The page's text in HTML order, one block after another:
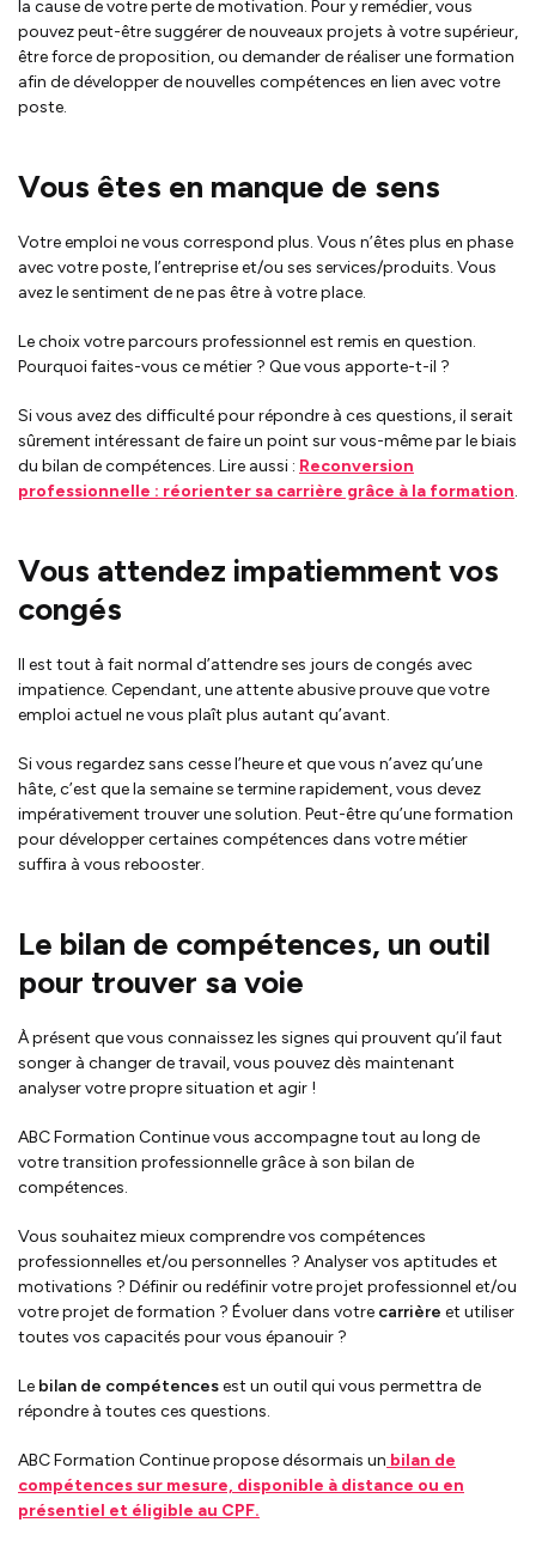
la cause de votre perte de motivation. Pour y remédier, vous
pouvez peut-être suggérer de nouveaux projets à votre supérieur,
être force de proposition, ou demander de réaliser une formation
afin de développer de nouvelles compétences en lien avec votre
poste.
Vous êtes en manque de sens
Votre emploi ne vous correspond plus. Vous n’êtes plus en phase
avec votre poste, l’entreprise et/ou ses services/produits. Vous
avez le sentiment de ne pas être à votre place.
Le choix votre parcours professionnel est remis en question.
Pourquoi faites-vous ce métier ? Que vous apporte-t-il ?
Si vous avez des difficulté pour répondre à ces questions, il serait
sûrement intéressant de faire un point sur vous-même par le biais
du bilan de compétences. Lire aussi : Reconversion
professionnelle : réorienter sa carrière grâce à la formation.
Vous attendez impatiemment vos
congés
Il est tout à fait normal d’attendre ses jours de congés avec
impatience. Cependant, une attente abusive prouve que votre
emploi actuel ne vous plaît plus autant qu’avant.
Si vous regardez sans cesse l’heure et que vous n’avez qu’une
hâte, c’est que la semaine se termine rapidement, vous devez
impérativement trouver une solution. Peut-être qu’une formation
pour développer certaines compétences dans votre métier
suffira à vous rebooster.
Le bilan de compétences, un outil
pour trouver sa voie
À présent que vous connaissez les signes qui prouvent qu’il faut
songer à changer de travail, vous pouvez dès maintenant
analyser votre propre situation et agir !
ABC Formation Continue vous accompagne tout au long de
votre transition professionnelle grâce à son bilan de
compétences.
Vous souhaitez mieux comprendre vos compétences
professionnelles et/ou personnelles ? Analyser vos aptitudes et
motivations ? Définir ou redéfinir votre projet professionnel et/ou
votre projet de formation ? Évoluer dans votre carrière et utiliser
toutes vos capacités pour vous épanouir ?
Le bilan de compétencesest un outil qui vous permettra de
répondre à toutes ces questions.
ABC Formation Continue propose désormais un bilan de
compétences sur mesure, disponible à distance ou en
présentiel et éligible au CPF.